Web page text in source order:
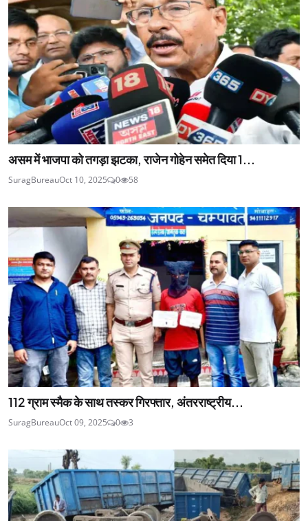
असम में भाजपा को तगड़ा झटका, राजेन गोहेन समेत दिया 1...
SuragBureauOct 10, 2025 0 58
112 ग्राम स्मैक के साथ तस्कर गिरफ्तार, अंतरराष्ट्रीय...
SuragBureauOct 09, 2025 0 3